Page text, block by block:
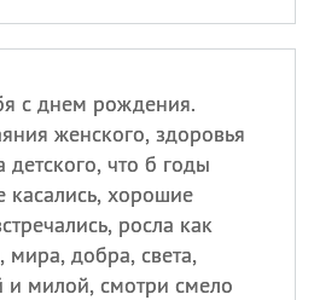
с днем рождения.
женского, здоровья
детского, что б годы
касались, хорошие
росла как
мира, добра, света,
и милой, смотри смело